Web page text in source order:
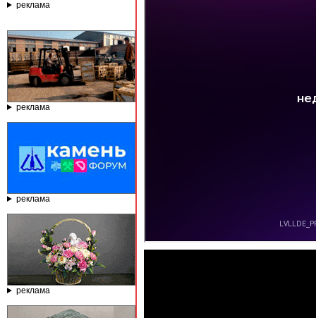
реклама
реклама
реклама
реклама